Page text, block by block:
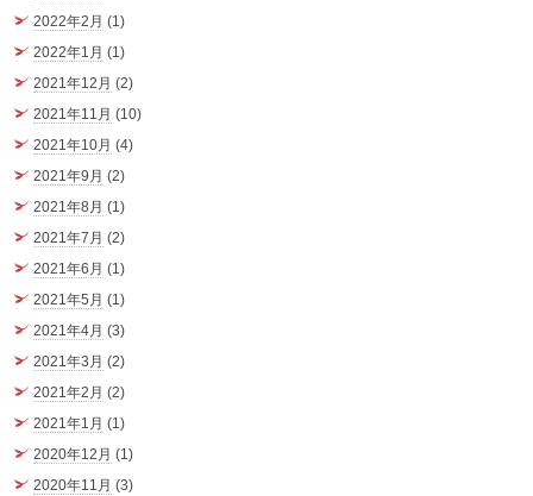
2022年2月 (1)
2022年1月 (1)
2021年12月 (2)
2021年11月 (10)
2021年10月 (4)
2021年9月 (2)
2021年8月 (1)
2021年7月 (2)
2021年6月 (1)
2021年5月 (1)
2021年4月 (3)
2021年3月 (2)
2021年2月 (2)
2021年1月 (1)
2020年12月 (1)
2020年11月 (3)